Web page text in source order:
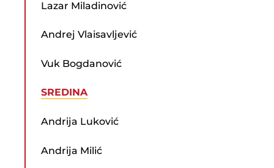
Lazar Miladinović
Andrej Vlaisavljević
Vuk Bogdanović
SREDINA
Andrija Luković
Andrija Milić